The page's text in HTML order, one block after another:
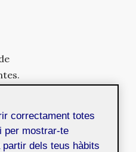
correctament totes
per mostrar-te
dels teus hàbits